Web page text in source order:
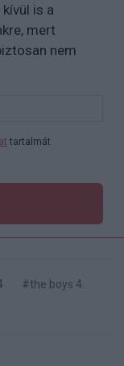
is a
mert
nem
tartalmát
#the boys 4.